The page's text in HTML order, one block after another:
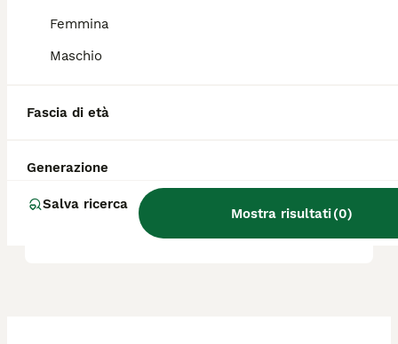
Femmina
Maschio
Fascia di età
Generazione
Salva ricerca
Mostra risultati(0)
Bobtail?
Qual è il carattere di un
cucciolo di Bobtail?